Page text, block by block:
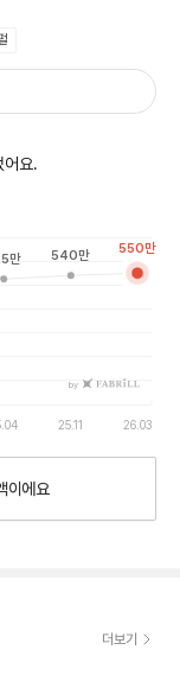
어요.
25.11 26.03
by
만 540만 550만
이에요
더보기